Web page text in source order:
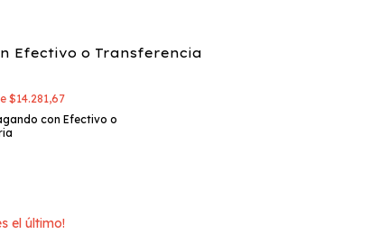
Efectivo o Transferencia
$14.281,67
con Efectivo o
el último!